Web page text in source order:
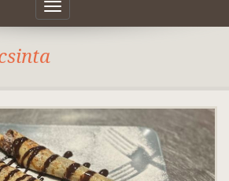
Toggle
navigation